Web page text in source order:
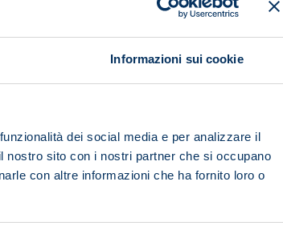
Informazioni sui cookie
dei social media e per analizzare il
sito con i nostri partner che si occupano
con altre informazioni che ha fornito loro o
winning 2022/23 season will kick off at